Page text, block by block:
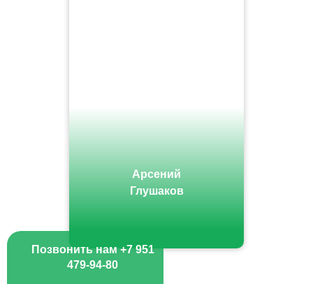
Арсений
Глушаков
Позвонить нам +7 951
479-94-80